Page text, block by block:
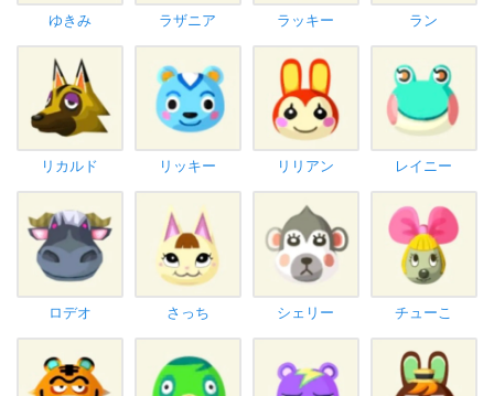
ゆきみ ラザニア ラッキー ラン
リカルド リッキー リリアン レイニー
ロデオ さっち シェリー チューこ